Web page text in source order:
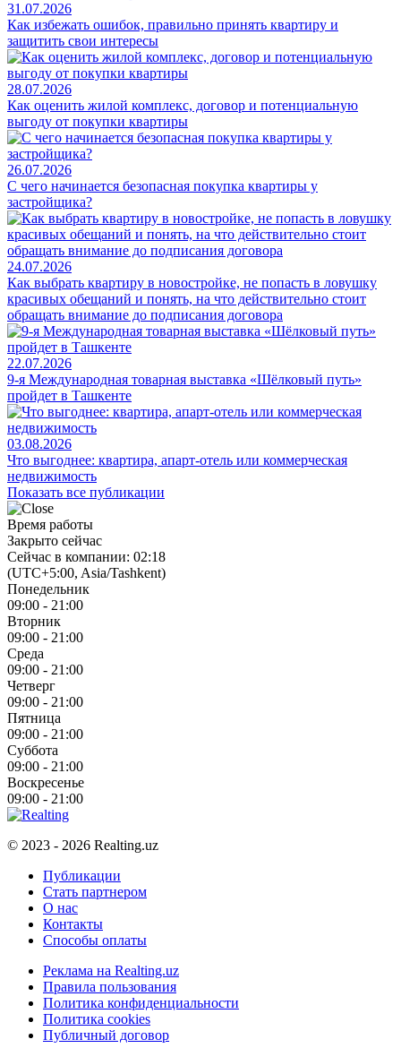
31.07.2026
Как избежать ошибок, правильно принять квартиру и
защитить свои интересы
28.07.2026
Как оценить жилой комплекс, договор и потенциальную
выгоду от покупки квартиры
26.07.2026
С чего начинается безопасная покупка квартиры у
застройщика?
24.07.2026
Как выбрать квартиру в новостройке, не попасть в ловушку
красивых обещаний и понять, на что действительно стоит
обращать внимание до подписания договора
22.07.2026
9-я Международная товарная выставка «Шёлковый путь»
пройдет в Ташкенте
03.08.2026
Что выгоднее: квартира, апарт-отель или коммерческая
недвижимость
Показать все публикации
Время работы
Закрыто сейчас
Сейчас в компании: 02:18
(UTC+5:00, Asia/Tashkent)
Понедельник
09:00 - 21:00
Вторник
09:00 - 21:00
Среда
09:00 - 21:00
Четверг
09:00 - 21:00
Пятница
09:00 - 21:00
Суббота
09:00 - 21:00
Воскресенье
09:00 - 21:00
© 2023 - 2026 Realting.uz
Публикации
Стать партнером
О нас
Контакты
Способы оплаты
Реклама на Realting.uz
Правила пользования
Политика конфиденциальности
Политика cookies
Публичный договор